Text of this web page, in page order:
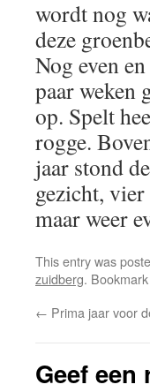
wordt nog
deze
Nog even
paar weken
op. Spelt
rogge.
jaar stond
gezicht, vier
maar weer
This entry was
zuidberg.
← Prima jaar voor
Geef een